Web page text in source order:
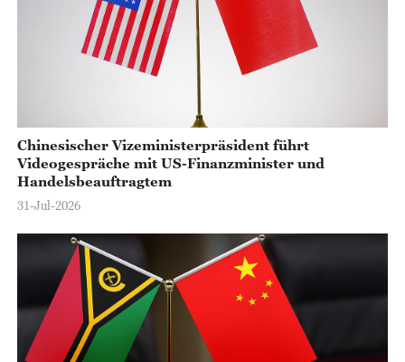
Chinesischer Vizeministerpräsident führt
Videogespräche mit US-Finanzminister und
Handelsbeauftragtem
31-Jul-2026